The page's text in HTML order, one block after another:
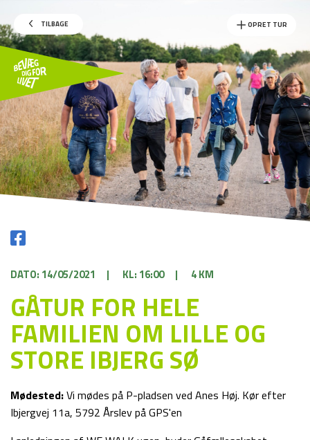
TILBAGE OPRET TUR
DATO: 14/05/2021 | KL: 16:00 | 4 KM
GÅTUR FOR HELE
FAMILIEN OM LILLE OG
STORE IBJERG SØ
Mødested:Vi mødes på P-pladsen ved Anes Høj. Kør efter
Ibjergvej 11a, 5792 Årslev på GPS'en